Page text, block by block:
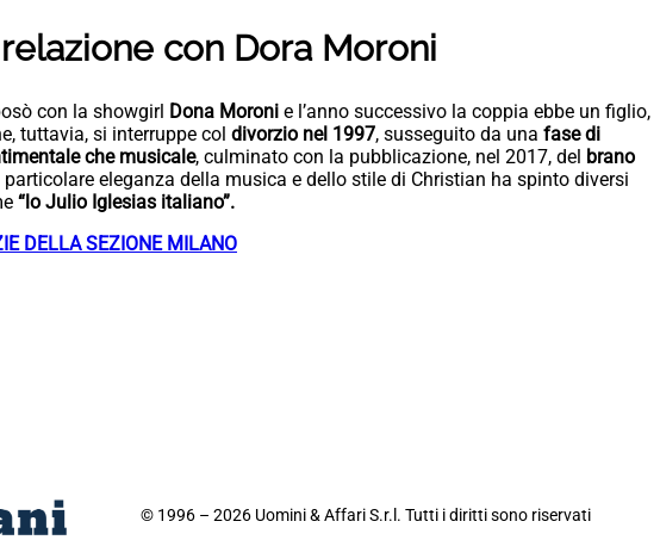
con Dora Moroni
con la showgirl Dona Moroni e l’anno successivo la coppia ebbe un figlio,
tuttavia, si interruppe col divorzio nel 1997, susseguito da una fase di
che musicale, culminato con la pubblicazione, nel 2017, del brano
particolare eleganza della musica e dello stile di Christian ha spinto diversi
“lo Julio Iglesias italiano”.
DELLA SEZIONE MILANO
© 1996 – 2026 Uomini & Affari S.r.l. Tutti i diritti sono riservati